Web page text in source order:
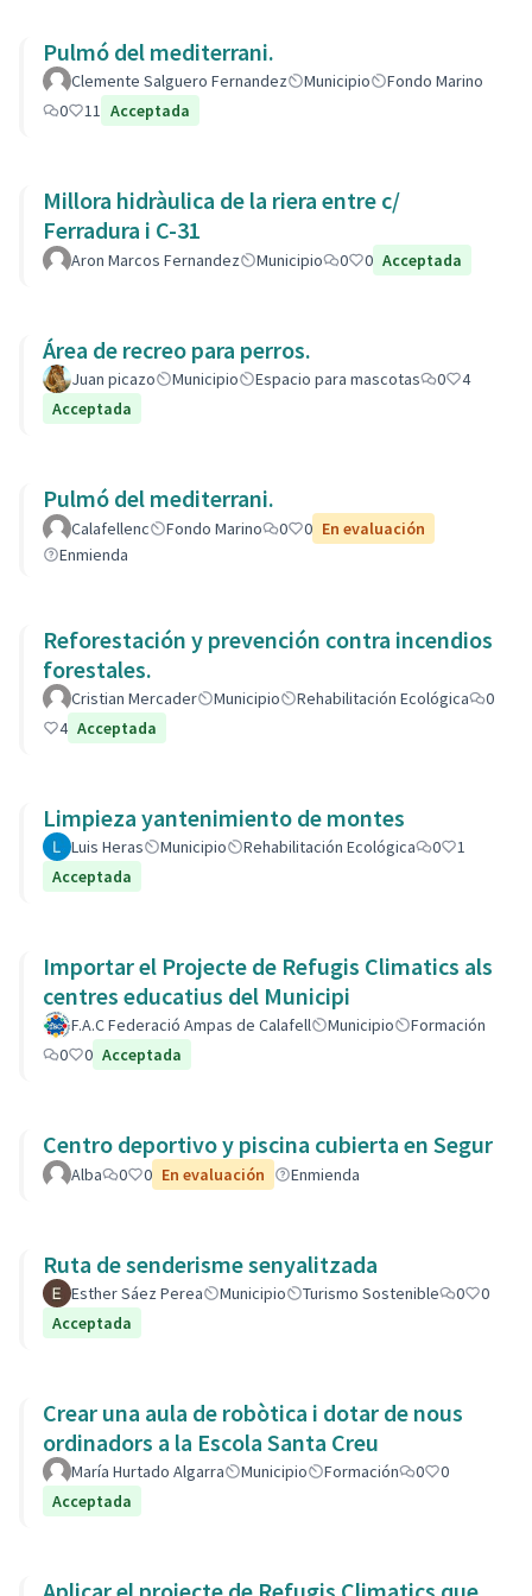
Pulmó del mediterrani.
Clemente Salguero Fernandez Municipio
Fondo Marino
0
11 Acceptada
Millora hidràulica de la riera entre c/
Ferradura i C-31
Aron Marcos Fernandez Municipio 0 0 Acceptada
Área de recreo para perros.
Juan picazo Municipio Espacio para mascotas 0
4
Acceptada
Pulmó del mediterrani.
Calafellenc Fondo Marino 0 0 En evaluación
Enmienda
Reforestación y prevención contra incendios
forestales.
Cristian Mercader Municipio Rehabilitación Ecológica
0
4 Acceptada
Limpieza yantenimiento de montes
Luis Heras Municipio Rehabilitación Ecológica 0
1
Acceptada
Importar el Projecte de Refugis Climatics als
centres educatius del Municipi
F.A.C Federació Ampas de Calafell Municipio
Formación
0
0 Acceptada
Centro deportivo y piscina cubierta en Segur
Alba 0 0 En evaluación Enmienda
Ruta de senderisme senyalitzada
Esther Sáez Perea Municipio Turismo Sostenible 0
0
Acceptada
Crear una aula de robòtica i dotar de nous
ordinadors a la Escola Santa Creu
María Hurtado Algarra Municipio Formación 0
0
Acceptada